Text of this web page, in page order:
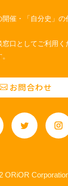
催・「自分史」の
口としてご利用く
お問合わせ
ORiOR